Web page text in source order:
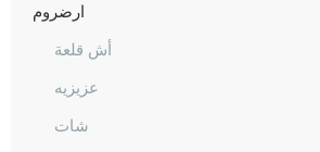
أرضروم
أش قلعة
عزيزيه
شات